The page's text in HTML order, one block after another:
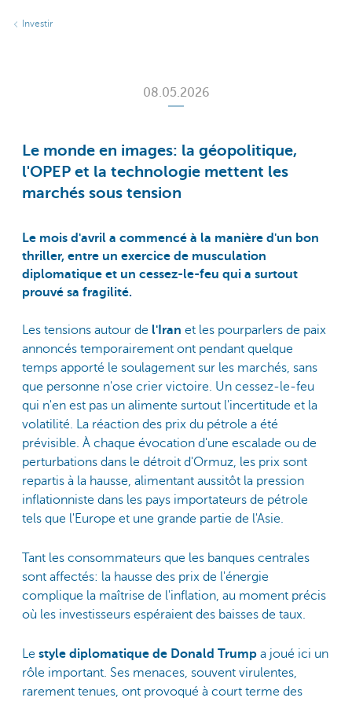
Investir
08.05.2026
Le monde en images: la géopolitique,
l'OPEP et la technologie mettent les
marchés sous tension
Le mois d'avril a commencé à la manière d'un bon
thriller, entre un exercice de musculation
diplomatique et un cessez-le-feu qui a surtout
prouvé sa fragilité.
Les tensions autour de l'Iran et les pourparlers de paix
annoncés temporairement ont pendant quelque
temps apporté le soulagement sur les marchés, sans
que personne n'ose crier victoire. Un cessez-le-feu
qui n'en est pas un alimente surtout l'incertitude et la
volatilité. La réaction des prix du pétrole a été
prévisible. À chaque évocation d'une escalade ou de
perturbations dans le détroit d'Ormuz, les prix sont
repartis à la hausse, alimentant aussitôt la pression
inflationniste dans les pays importateurs de pétrole
tels que l'Europe et une grande partie de l'Asie.
Tant les consommateurs que les banques centrales
sont affectés: la hausse des prix de l'énergie
complique la maîtrise de l'inflation, au moment précis
où les investisseurs espéraient des baisses de taux.
Le style diplomatique de Donald Trump a joué ici un
rôle important. Ses menaces, souvent virulentes,
rarement tenues, ont provoqué à court terme des